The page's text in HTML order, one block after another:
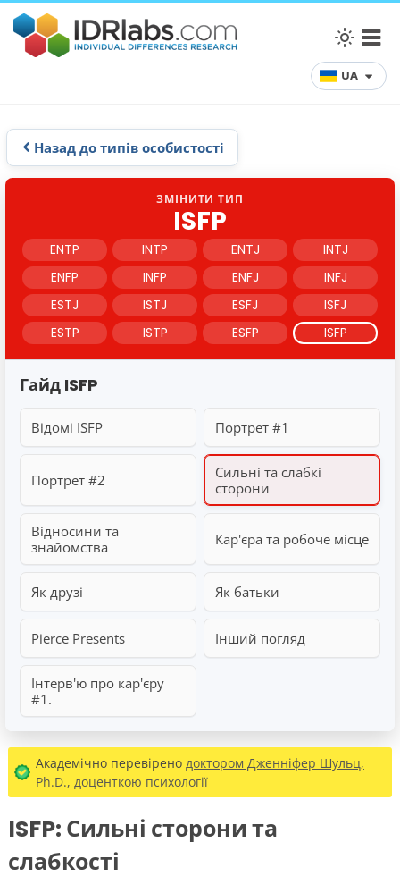
UA
Назад до типів особистості
ЗМІНИТИ ТИП
ISFP
ENTP INTP ENTJ
INTJ
ENFP
INFP ENFJ
INFJ
ESTJ
ISTJ ESFJ
ISFJ
ESTP
ISTP ESFP ISFP
Гайд ISFP
Відомі ISFP Портрет #1
Портрет #2
Сильні та слабкі
сторони
Відносини та
знайомства
Кар'єра та робоче місце
Як друзі Як батьки
Pierce Presents Інший погляд
Інтерв'ю про кар'єру
#1.
Академічно перевірено доктором Дженніфер Шульц,
Ph.D., доценткою психології
ISFP: Сильні сторони та
слабкості